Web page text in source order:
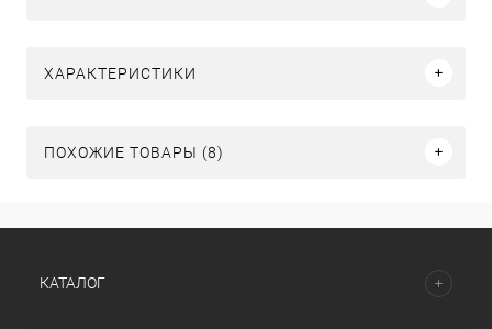
ХАРАКТЕРИСТИКИ
ПОХОЖИЕ ТОВАРЫ (8)
КАТАЛОГ